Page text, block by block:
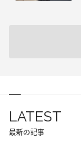
LATEST
最新の記事